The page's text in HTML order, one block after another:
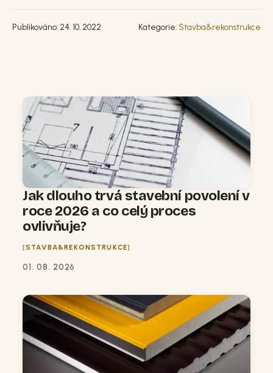
Publikováno: 24. 10. 2022 Kategorie: Stavba&rekonstrukce
Jak dlouho trvá stavební povolení v
roce 2026 a co celý proces
ovlivňuje?
STAVBA&REKONSTRUKCE
01. 08. 2026